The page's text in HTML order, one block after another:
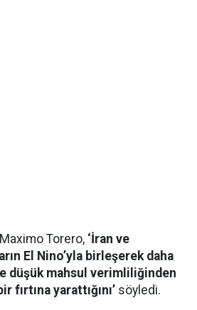
Torero, ‘İran ve
El Nino’yla birleşerek daha
düşük mahsul verimliliğinden
fırtına yarattığını’ söyledi.